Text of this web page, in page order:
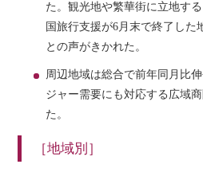
た。観光地や繁華街に立地す
国旅行支援が6月末で終了した
との声がきかれた。
周辺地域は総合で前年同月比
ジャー需要にも対応する広域
た。
［地域別］